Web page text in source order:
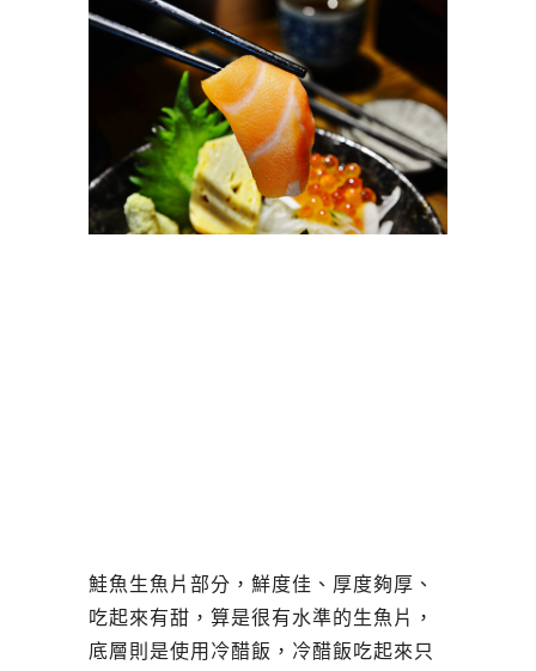
鮭魚生魚片部分，鮮度佳、厚度夠厚、
吃起來有甜，算是很有水準的生魚片，
底層則是使用冷醋飯，冷醋飯吃起來只